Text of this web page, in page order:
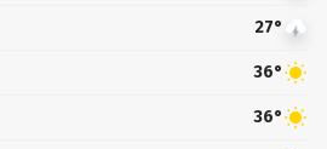
27°
36°
36°